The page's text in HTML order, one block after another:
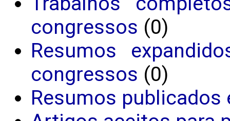
congressos (0)
Resumos
congressos (0)
Resumos